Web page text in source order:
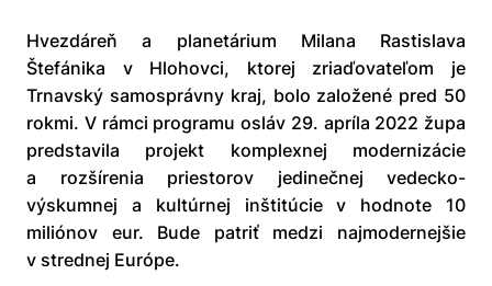
Hvezdáreň a planetárium Milana Rastislava
Štefánika v Hlohovci, ktorej zriaďovateľom je
Trnavský samosprávny kraj, bolo založené pred 50
rokmi. V rámci programu osláv 29. apríla 2022 župa
predstavila projekt komplexnej modernizácie
a rozšírenia priestorov jedinečnej vedecko-
výskumnej a kultúrnej inštitúcie v hodnote 10
miliónov eur. Bude patriť medzi najmodernejšie
v strednej Európe.